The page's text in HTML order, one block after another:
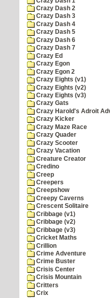
Crazy Dash 2
Crazy Dash 3
Crazy Dash 4
Crazy Dash 5
Crazy Dash 6
Crazy Dash 7
Crazy Ed
Crazy Egon
Crazy Egon 2
Crazy Eights (v1)
Crazy Eights (v2)
Crazy Eights (v3)
Crazy Gats
Crazy Harold's Adroit
Crazy Kicker
Crazy Maze Race
Crazy Quader
Crazy Scooter
Crazy Vacation
Creature Creator
Credino
Creep
Creepers
Creepshow
Creepy Caverns
Crescent Solitaire
Cribbage (v1)
Cribbage (v2)
Cribbage (v3)
Cricket Maths
Crillion
Crime Adventure
Crime Buster
Crisis Center
Crisis Mountain
Critters
Crix